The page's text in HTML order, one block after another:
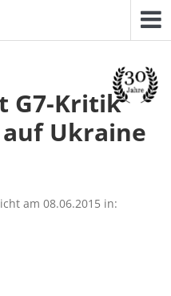
G7-Kritik
Ukraine
am 08.06.2015 in: